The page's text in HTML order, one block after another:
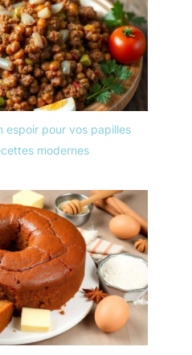
usage quotidien : les
passent au
vaisselle et au
ondes.
espoir pour vos papilles
modernes